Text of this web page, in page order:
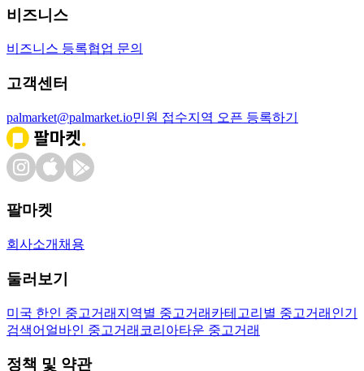
비즈니스
비즈니스 등록협업 문의
고객센터
palmarket@palmarket.io민원 접수지역 오픈 등록하기
팔마켓
회사소개 채용
둘러보기
미국 한인 중고거래 지역별 중고거래 카테고리별 중고거래 인기
검색어 얼바인 중고거래 코리아타운 중고거래
정책 및 약관